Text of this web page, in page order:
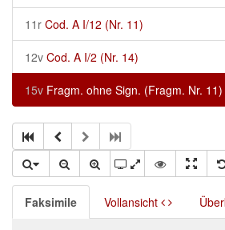
11r Cod. A I/12 (Nr. 11)
12v Cod. A I/2 (Nr. 14)
15v Fragm. ohne Sign. (Fragm. Nr. 11)
Faksimile Vollansicht